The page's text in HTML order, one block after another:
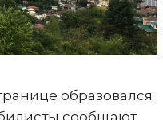
образовался